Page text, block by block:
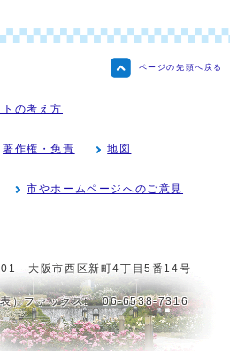
ページの先頭へ戻る
トの考え方
著作権・免責 地図
市やホームページへのご意見
大阪市西区新町4丁目5番14号
）ファックス: 06-6538-7316